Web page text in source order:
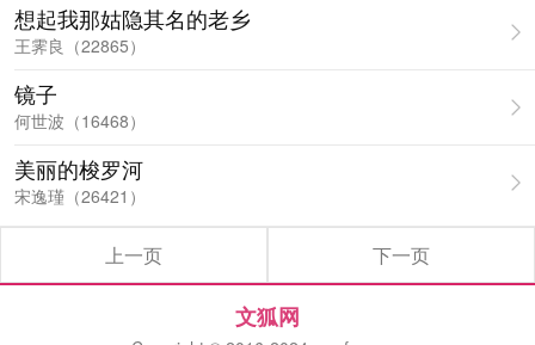
想起我那姑隐其名的老乡
王霁良（22865）
镜子
何世波（16468）
美丽的梭罗河
宋逸瑾（26421）
上一页 下一页
文狐网